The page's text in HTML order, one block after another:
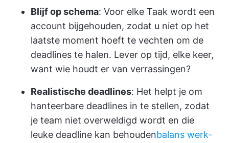
Blijf op schema: Voor elke Taak wordt een
account bijgehouden, zodat u niet op het
laatste moment hoeft te vechten om de
deadlines te halen. Lever op tijd, elke keer,
want wie houdt er van verrassingen?
Realistische deadlines: Het helpt je om
hanteerbare deadlines in te stellen, zodat
je team niet overweldigd wordt en die
leuke deadline kan behoudenbalans werk-